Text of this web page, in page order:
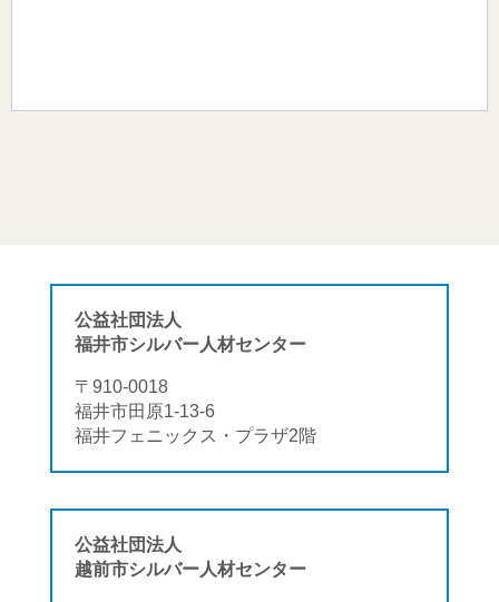
公益社団法人
福井市シルバー人材センター
〒910-0018
福井市田原1-13-6
福井フェニックス・プラザ2階
公益社団法人
越前市シルバー人材センター